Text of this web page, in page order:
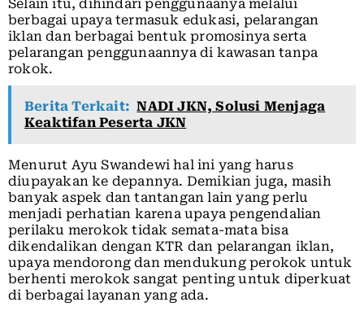
Selain itu, dihindari penggunaanya melalui
berbagai upaya termasuk edukasi, pelarangan
iklan dan berbagai bentuk promosinya serta
pelarangan penggunaannya di kawasan tanpa
rokok.
Berita Terkait: NADI JKN, Solusi Menjaga
Keaktifan Peserta JKN
Menurut Ayu Swandewi hal ini yang harus
diupayakan ke depannya. Demikian juga, masih
banyak aspek dan tantangan lain yang perlu
menjadi perhatian karena upaya pengendalian
perilaku merokok tidak semata-mata bisa
dikendalikan dengan KTR dan pelarangan iklan,
upaya mendorong dan mendukung perokok untuk
berhenti merokok sangat penting untuk diperkuat
di berbagai layanan yang ada.